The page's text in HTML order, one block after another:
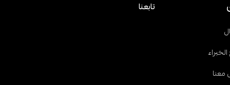
معنا
تابعنا